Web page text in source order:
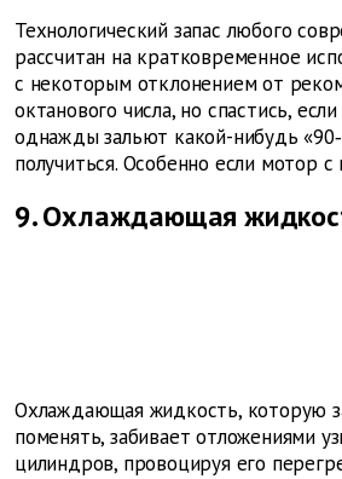
Технологический запас любого
рассчитан на кратковременное
с некоторым отклонением от
октанового числа, но спастись,
однажды зальют какой-нибудь
получиться. Особенно если мотор
9. Охлаждающая
Охлаждающая жидкость, которую
поменять, забивает отложениями
цилиндров, провоцируя его